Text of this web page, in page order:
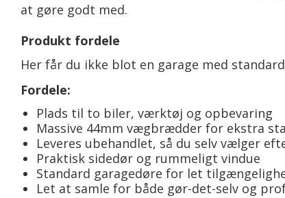
at gøre godt med.
Produkt fordele
Her får du ikke blot en garage med
Fordele:
Plads til to biler, værktøj og opbevaring
Massive 44mm vægbrædder for ekstra
Leveres ubehandlet, så du selv vælger
Praktisk sidedør og rummeligt vindue
Standard garagedøre for let
Let at samle for både gør-det-selv og